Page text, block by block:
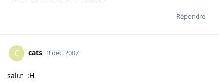
Répondre
C cats 3 déc. 2007
salut :H